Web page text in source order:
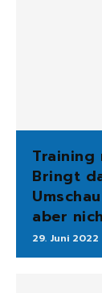
Bringt
aber
29. Juni 2022